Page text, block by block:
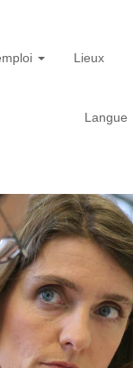
Lieux
Langue